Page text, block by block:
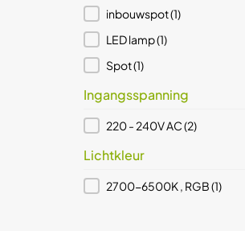
inbouwspot(1)
LED lamp(1)
Spot(1)
Ingangsspanning
Ingangsspanning
220 - 240V AC(2)
Lichtkleur
Lichtkleur
2700-6500K , RGB(1)